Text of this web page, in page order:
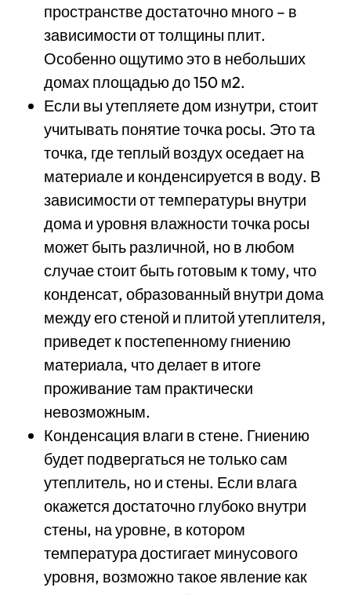
пространстве достаточно много – в
зависимости от толщины плит.
Особенно ощутимо это в небольших
домах площадью до 150 м2.
Если вы утепляете дом изнутри, стоит
учитывать понятие точка росы. Это та
точка, где теплый воздух оседает на
материале и конденсируется в воду. В
зависимости от температуры внутри
дома и уровня влажности точка росы
может быть различной, но в любом
случае стоит быть готовым к тому, что
конденсат, образованный внутри дома
между его стеной и плитой утеплителя,
приведет к постепенному гниению
материала, что делает в итоге
проживание там практически
невозможным.
Конденсация влаги в стене. Гниению
будет подвергаться не только сам
утеплитель, но и стены. Если влага
окажется достаточно глубоко внутри
стены, на уровне, в котором
температура достигает минусового
уровня, возможно такое явление как